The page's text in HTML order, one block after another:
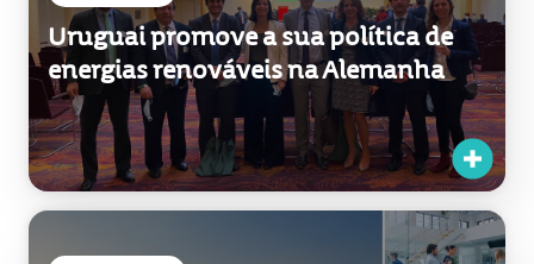
Uruguai promove a sua política de
energias renováveis na Alemanha